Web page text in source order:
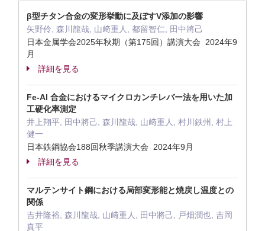
β型チタン合金の変形挙動に及ぼすV添加の影響
矢野伶, 森川龍哉, 山﨑重人, 都留智仁, 田中將己
日本金属学会2025年秋期（第175回）講演大会 2024年9
月
詳細を見る
Fe-Al 合金におけるマイクロカンチレバー法を用いた加
工硬化率測定
井上翔平, 田中將己, 森川龍哉, 山﨑重人, 村川鉄州, 村上
健一
日本鉄鋼協会188回秋季講演大会 2024年9月
詳細を見る
マルテンサイト鋼における局部変形能と焼戻し温度との
関係
吉井隆裕, 森川龍哉, 山﨑重人, 田中將己, 戸畑潤也, 吉岡
真平